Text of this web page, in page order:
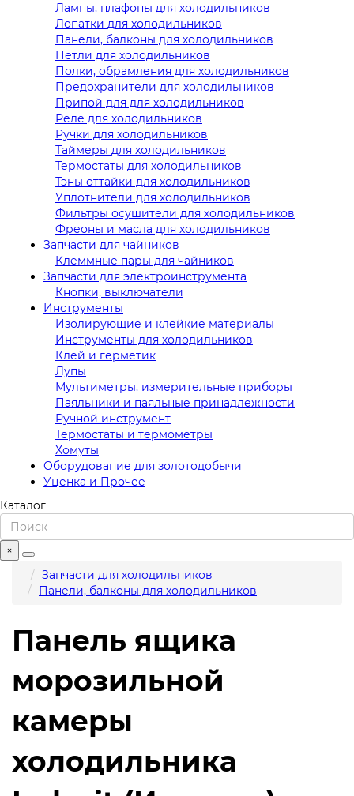
Лампы, плафоны для холодильников
Лопатки для холодильников
Панели, балконы для холодильников
Петли для холодильников
Полки, обрамления для холодильников
Предохранители для холодильников
Припой для для холодильников
Реле для холодильников
Ручки для холодильников
Таймеры для холодильников
Термостаты для холодильников
Тэны оттайки для холодильников
Уплотнители для холодильников
Фильтры осушители для холодильников
Фреоны и масла для холодильников
Запчасти для чайников
Клеммные пары для чайников
Запчасти для электроинструмента
Кнопки, выключатели
Инструменты
Изолирующие и клейкие материалы
Инструменты для холодильников
Клей и герметик
Лупы
Мультиметры, измерительные приборы
Паяльники и паяльные принадлежности
Ручной инструмент
Термостаты и термометры
Хомуты
Оборудование для золотодобычи
Уценка и Прочее
Каталог
×
Запчасти для холодильников
Панели, балконы для холодильников
Панель ящика
морозильной
камеры
холодильника